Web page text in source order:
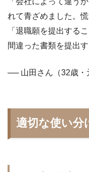
れて青ざめました。
「退職願を提出する
間違った書類を提出
── 山田さん（32歳・
適切な使い分